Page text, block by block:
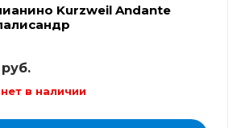
Kurzweil Andante
руб.
в наличии